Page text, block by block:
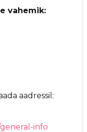
vahemik:
aadressil:
info